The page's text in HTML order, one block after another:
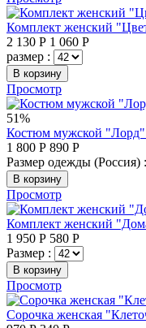
Комплект женский
2 130 Р 1 060 Р
размер :
В корзину
Просмотр
51%
Костюм мужской
1 800 Р 890 Р
Размер одежды (Россия) :
В корзину
Просмотр
Комплект женский
1 950 Р 580 Р
Размер :
В корзину
Просмотр
Сорочка женская